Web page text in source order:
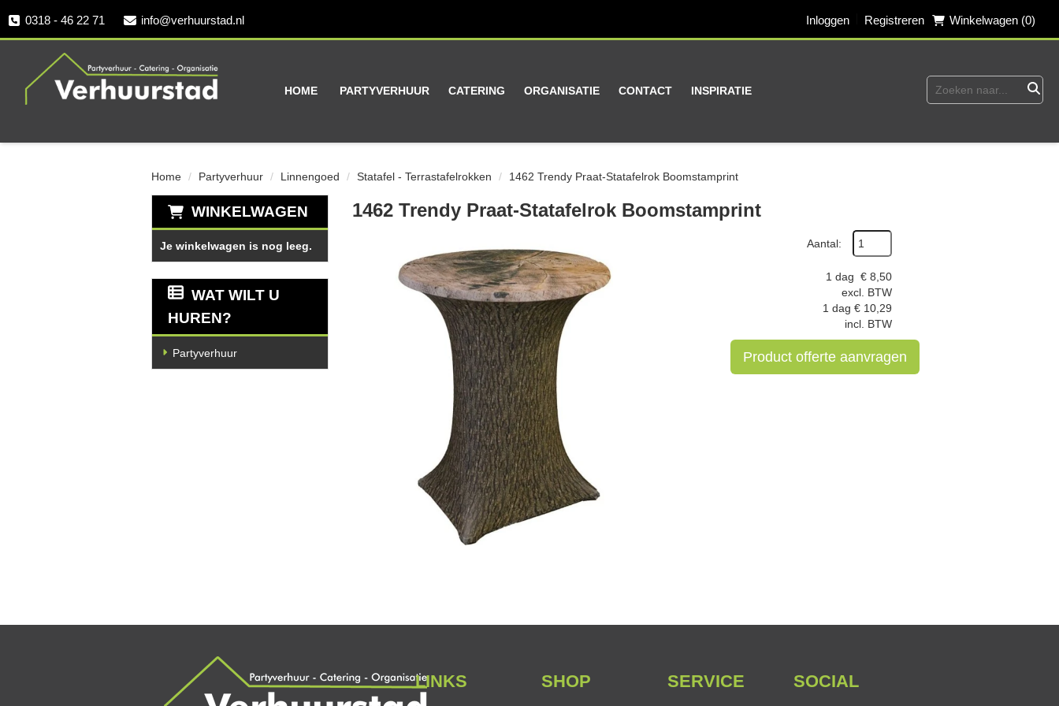
0318 - 46 22 71 info@verhuurstad.nl Inloggen Registreren Winkelwagen (0)
HOME PARTYVERHUUR CATERING ORGANISATIE CONTACT INSPIRATIE
Home Partyverhuur Linnengoed Statafel - Terrastafelrokken 1462 Trendy Praat-Statafelrok Boomstamprint
WINKELWAGEN
Je winkelwagen is nog leeg.
WAT WILT U
HUREN?
Partyverhuur
1462 Trendy Praat-Statafelrok Boomstamprint
Aantal:
1 dag € 8,50
excl. BTW
1 dag € 10,29
incl. BTW
Product offerte aanvragen
LINKS SHOP SERVICE SOCIAL